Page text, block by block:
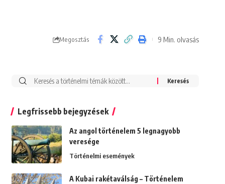
Megosztás 9 Min. olvasás
Search
Legfrissebb bejegyzések
Az angol történelem 5 legnagyobb
veresége
Történelmi események
A Kubai rakétaválság – Történelem